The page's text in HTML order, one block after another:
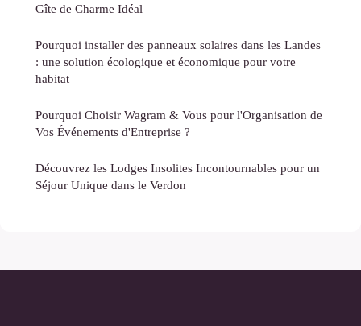
Gîte de Charme Idéal
Pourquoi installer des panneaux solaires dans les Landes
: une solution écologique et économique pour votre
habitat
Pourquoi Choisir Wagram & Vous pour l'Organisation de
Vos Événements d'Entreprise ?
Découvrez les Lodges Insolites Incontournables pour un
Séjour Unique dans le Verdon